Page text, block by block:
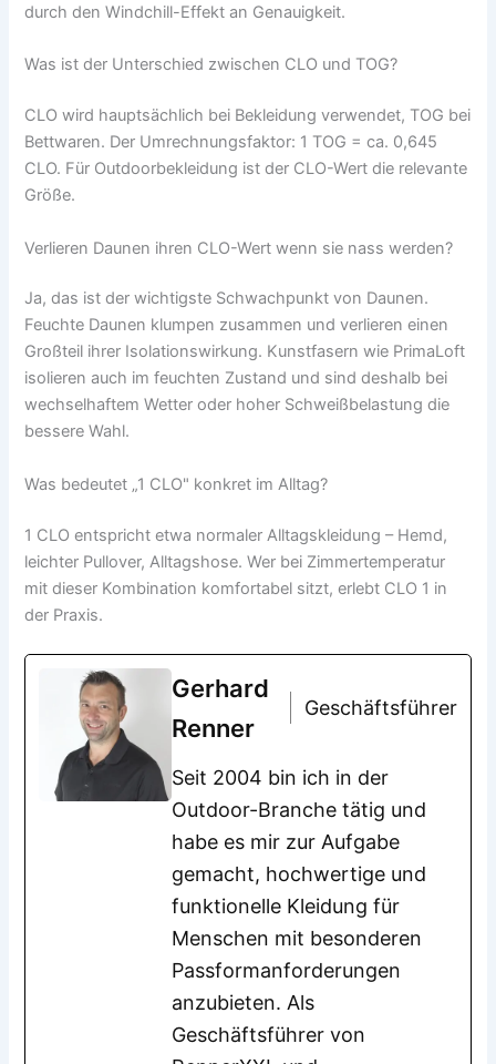
durch den Windchill-Effekt an Genauigkeit.
Was ist der Unterschied zwischen CLO und TOG?
CLO wird hauptsächlich bei Bekleidung verwendet, TOG bei
Bettwaren. Der Umrechnungsfaktor: 1 TOG = ca. 0,645
CLO. Für Outdoorbekleidung ist der CLO-Wert die relevante
Größe.
Verlieren Daunen ihren CLO-Wert wenn sie nass werden?
Ja, das ist der wichtigste Schwachpunkt von Daunen.
Feuchte Daunen klumpen zusammen und verlieren einen
Großteil ihrer Isolationswirkung. Kunstfasern wie PrimaLoft
isolieren auch im feuchten Zustand und sind deshalb bei
wechselhaftem Wetter oder hoher Schweißbelastung die
bessere Wahl.
Was bedeutet „1 CLO" konkret im Alltag?
1 CLO entspricht etwa normaler Alltagskleidung – Hemd,
leichter Pullover, Alltagshose. Wer bei Zimmertemperatur
mit dieser Kombination komfortabel sitzt, erlebt CLO 1 in
der Praxis.
Gerhard
Renner
Geschäftsführer
Seit 2004 bin ich in der
Outdoor-Branche tätig und
habe es mir zur Aufgabe
gemacht, hochwertige und
funktionelle Kleidung für
Menschen mit besonderen
Passformanforderungen
anzubieten. Als
Geschäftsführer von